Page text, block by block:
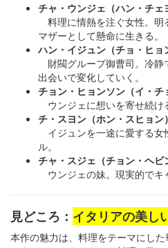
チャ・ウンジェ（ハン・チェ
料理に情熱を注ぐ女性。明
マザーとして懸命に生きる。
ハン・イジュン（チョ・ヒョ
財閥グループ御曹司。冷静
出会いで変化していく。
チョン・ヒョンソン（イ・チ
ウンジェに想いを寄せ続け
チ・スヨン（ホン・スヒョン）
イジュンを一途に愛する女
ル。
チャ・スジェ（チョン・ヘビ
ウンジェの妹。現実的でキ
見どころ： イタリアの美し
本作の魅力は、料理をテーマにし